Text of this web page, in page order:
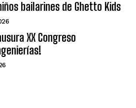
bailarines de Ghetto Kids
XX Congreso